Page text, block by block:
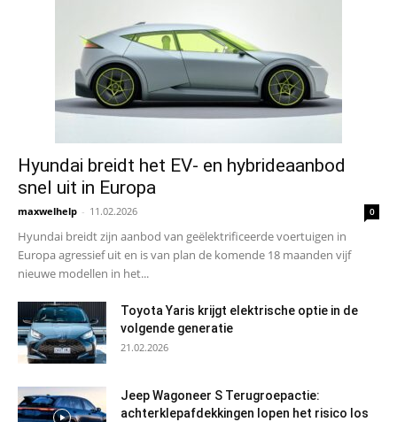
Hyundai breidt het EV- en hybrideaanbod
snel uit in Europa
maxwelhelp - 11.02.2026 0
Hyundai breidt zijn aanbod van geëlektrificeerde voertuigen in
Europa agressief uit en is van plan de komende 18 maanden vijf
nieuwe modellen in het...
Toyota Yaris krijgt elektrische optie in de
volgende generatie
21.02.2026
Jeep Wagoneer S Terugroepactie:
achterklepafdekkingen lopen het risico los